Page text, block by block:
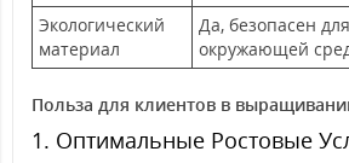
Экологический
материал
Да, безопасен
окружающей
Польза для клиентов в
1. Оптимальные Ростовые